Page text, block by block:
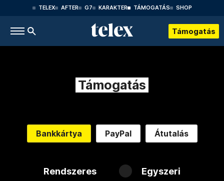
TELEX AFTER G7 KARAKTER TÁMOGATÁS SHOP
Támogatás
Támogatás
Bankkártya PayPal Átutalás
Rendszeres Egyszeri